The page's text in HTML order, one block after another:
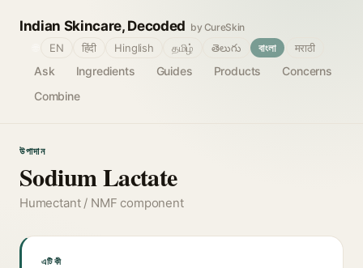
Indian Skincare, Decoded by CureSkin
Ask Ingredients Guides Products
Concerns
Combine
EN हिंदी Hinglish தமிழ் తెలుగు বাংলা मराठी
উপাদান
Sodium Lactate
Humectant / NMF component
এটি কী